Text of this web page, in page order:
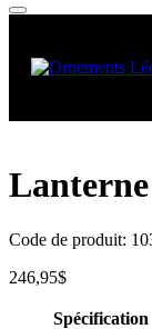
Code de produit:
246,95$
Spécification